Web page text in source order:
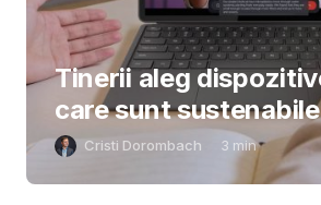
Tinerii aleg
care sunt sustenabile
Cristi Dorombach 3 min